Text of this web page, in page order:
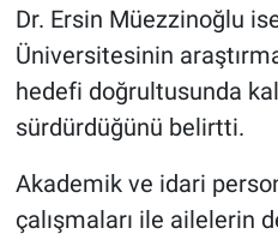
Dr. Ersin Müezzinoğlu
Üniversitesinin
hedefi doğrultusunda
sürdürdüğünü belirtti.
Akademik ve idari
çalışmaları ile ailelerin